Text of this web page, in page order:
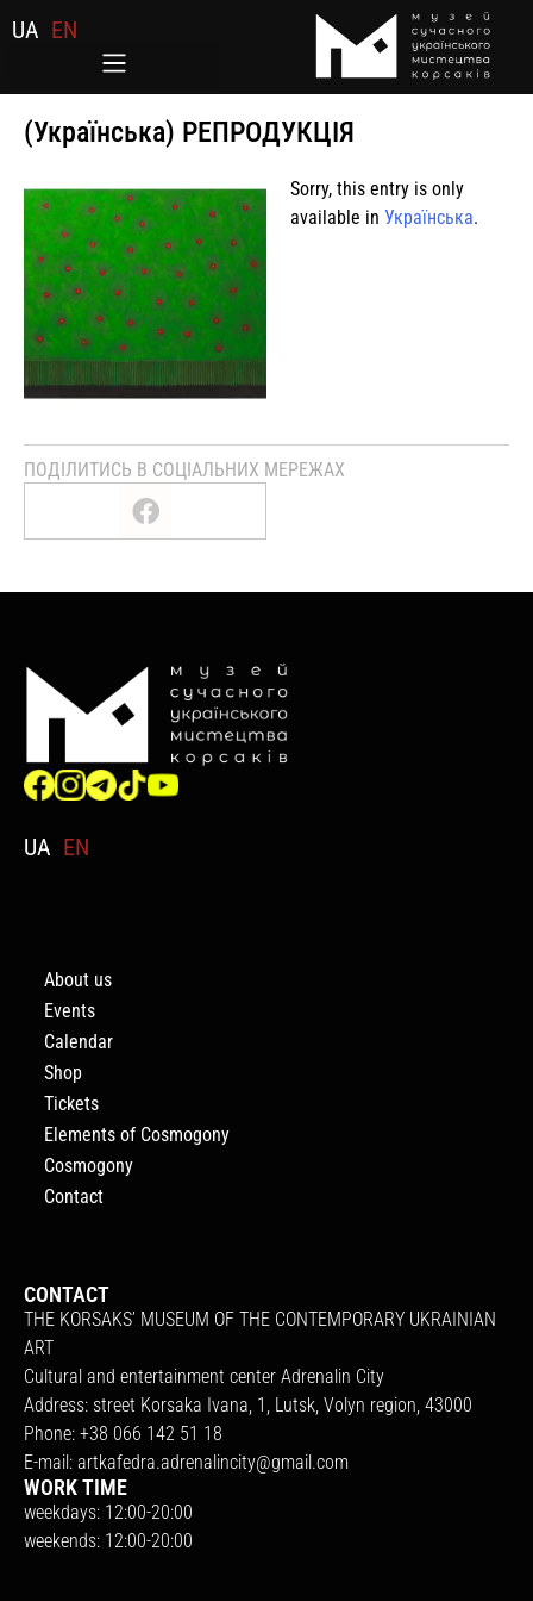
UA EN
(Українська) РЕПРОДУКЦІЯ
Sorry, this entry is only
available in Українська.
ПОДІЛИТИСЬ В СОЦІАЛЬНИХ МЕРЕЖАХ
UA EN
About us
Events
Calendar
Shop
Tickets
Elements of Cosmogony
Cosmogony
Contact
CONTACT
THE KORSAKS’ MUSEUM OF THE CONTEMPORARY UKRAINIAN
ART
Cultural and entertainment center Adrenalin City
Address: street Korsaka Ivana, 1, Lutsk, Volyn region, 43000
Phone: +38 066 142 51 18
E-mail: artkafedra.adrenalincity@gmail.com
WORK TIME
weekdays: 12:00-20:00
weekends: 12:00-20:00